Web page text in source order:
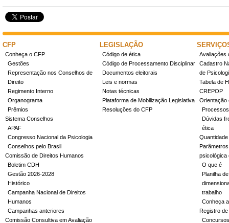
CFP
Conheça o CFP
Gestões
Representação nos Conselhos de
Direito
Regimento Interno
Organograma
Prêmios
Sistema Conselhos
APAF
Congresso Nacional da Psicologia
Conselhos pelo Brasil
Comissão de Direitos Humanos
Boletim CDH
Gestão 2026-2028
Histórico
Campanha Nacional de Direitos
Humanos
Campanhas anteriores
Comissão Consultiva em Avaliação
LEGISLAÇÃO
Código de ética
Código de Processamento Disciplinar
Documentos eleitorais
Leis e normas
Notas técnicas
Plataforma de Mobilização Legislativa
Resoluções do CFP
Avaliações
Cadastro
de
Tabela de
CREPOP
Orientação
Dúvidas
ética
psicológica
O que é
Planilha
trabalho
Conheça
Registro
Concursos